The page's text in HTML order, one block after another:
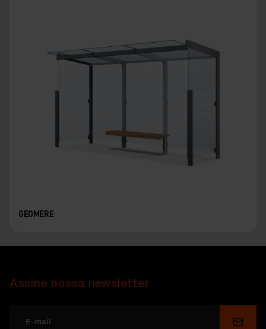
GEOMERE
Assine nossa newsletter
Enviar